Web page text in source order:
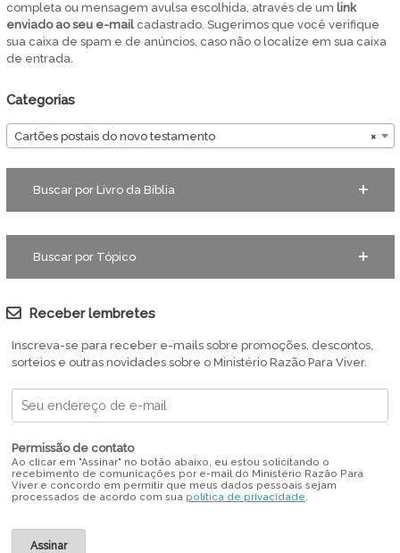
completa ou mensagem avulsa escolhida, através de um link
enviado ao seu e-mailcadastrado. Sugerimos que você verifique
sua caixa de spam e de anúncios, caso não o localize em sua caixa
de entrada.
Categorias
×
Cartões postais do novo testamento
Buscar por Livro da Bíblia
Buscar por Tópico
Receber lembretes
Inscreva-se para receber e-mails sobre promoções, descontos,
sorteios e outras novidades sobre o Ministério Razão Para Viver.
Permissão de contato
Ao clicar em "Assinar" no botão abaixo, eu estou solicitando o
recebimento de comunicações por e-mail do Ministério Razão Para
Viver e concordo em permitir que meus dados pessoais sejam
processados de acordo com sua política de privacidade.